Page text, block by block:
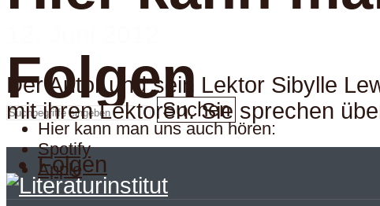
Hier kann man uns auch hören:
Spotify
Apple
FolgenSuchen
Folgen
Der Autor und sein Lektor Sibylle
mit ihren Lektoren. Sie sprechen